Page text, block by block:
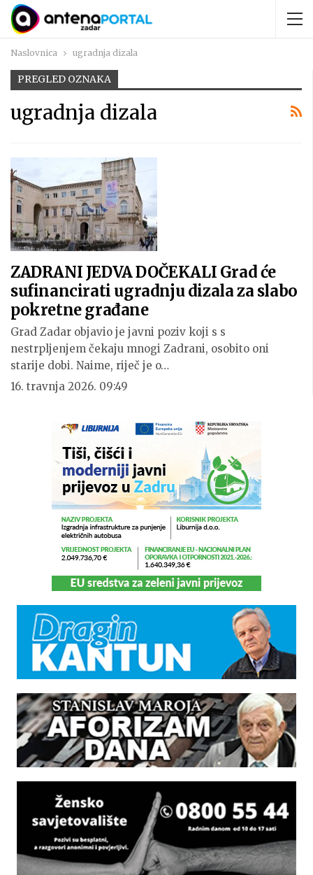
Naslovnica ugradnja dizala
PREGLED OZNAKA
ugradnja dizala
ZADRANI JEDVA DOČEKALI Grad će
sufinancirati ugradnju dizala za slabo
pokretne građane
Grad Zadar objavio je javni poziv koji s s
nestrpljenjem čekaju mnogi Zadrani, osobito oni
starije dobi. Naime, riječ je o…
16. travnja 2026. 09:49